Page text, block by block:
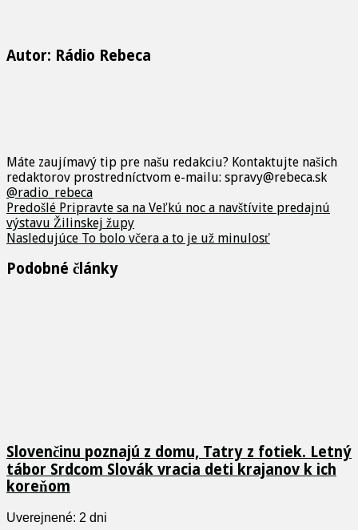
Autor: Rádio Rebeca
Máte zaujímavý tip pre našu redakciu? Kontaktujte našich
redaktorov prostredníctvom e-mailu: spravy@rebeca.sk
@radio_rebeca
Predošlé Pripravte sa na Veľkú noc a navštívite predajnú
výstavu Žilinskej župy
Nasledujúce To bolo včera a to je už minulosť
Podobné články
Slovenčinu poznajú z domu, Tatry z fotiek. Letný
tábor Srdcom Slovák vracia deti krajanov k ich
koreňom
Uverejnené: 2 dni